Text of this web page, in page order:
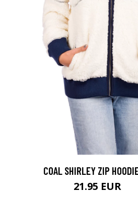
COAL SHIRLEY ZIP
21.95 EUR